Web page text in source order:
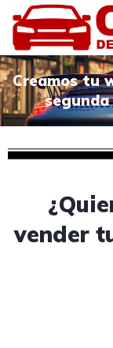
Creamos tu
vender